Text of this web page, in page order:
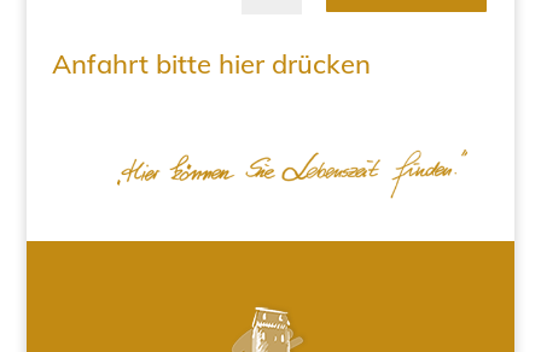
Anfahrt bitte hier drücken